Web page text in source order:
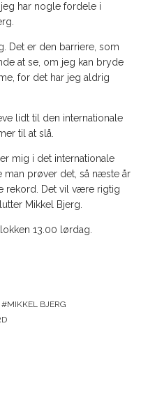
har nogle fordele i
Det er den barriere, som
at se, om jeg kan bryde
for det har jeg aldrig
lidt til den internationale
til at slå.
mig i det internationale
man prøver det, så næste år
rekord. Det vil være rigtig
Mikkel Bjerg.
13.00 lørdag.
MIKKEL BJERG